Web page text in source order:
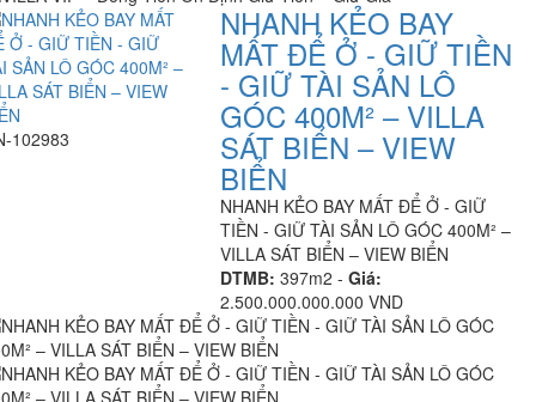
102983
NHANH KẺO BAY
MẤT ĐỂ Ở - GIỮ TIỀN
- GIỮ TÀI SẢN LÔ
GÓC 400M² – VILLA
SÁT BIỂN – VIEW
BIỂN
NHANH KẺO BAY MẤT ĐỂ Ở - GIỮ
TIỀN - GIỮ TÀI SẢN LÔ GÓC 400M² –
VILLA SÁT BIỂN – VIEW BIỂN
DTMB: 397m2 -Giá:
2.500.000.000.000 VND